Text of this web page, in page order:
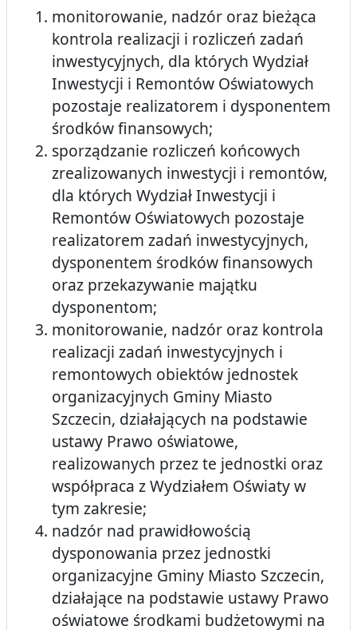
monitorowanie, nadzór oraz bieżąca
kontrola realizacji i rozliczeń zadań
inwestycyjnych, dla których Wydział
Inwestycji i Remontów Oświatowych
pozostaje realizatorem i dysponentem
środków finansowych;
sporządzanie rozliczeń końcowych
zrealizowanych inwestycji i remontów,
dla których Wydział Inwestycji i
Remontów Oświatowych pozostaje
realizatorem zadań inwestycyjnych,
dysponentem środków finansowych
oraz przekazywanie majątku
dysponentom;
monitorowanie, nadzór oraz kontrola
realizacji zadań inwestycyjnych i
remontowych obiektów jednostek
organizacyjnych Gminy Miasto
Szczecin, działających na podstawie
ustawy Prawo oświatowe,
realizowanych przez te jednostki oraz
współpraca z Wydziałem Oświaty w
tym zakresie;
nadzór nad prawidłowością
dysponowania przez jednostki
organizacyjne Gminy Miasto Szczecin,
działające na podstawie ustawy Prawo
oświatowe środkami budżetowymi na